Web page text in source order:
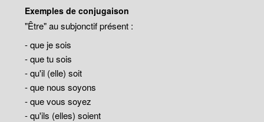
Exemples de conjugaison
"Être" au subjonctif présent :
- que je sois
- que tu sois
- qu'il (elle) soit
- que nous soyons
- que vous soyez
- qu'ils (elles) soient